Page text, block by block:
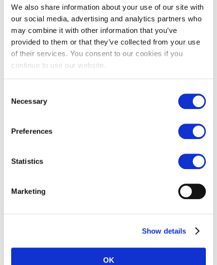
We also share information about your use of our site with
our social media, advertising and analytics partners who
may combine it with other information that you’ve
provided to them or that they’ve collected from your use
of their services. You consent to our cookies if you
continue to use our website.
Selection
Necessary
Preferences
Statistics
Marketing
Show details
OK
MICHIEL VAN ROSSUM